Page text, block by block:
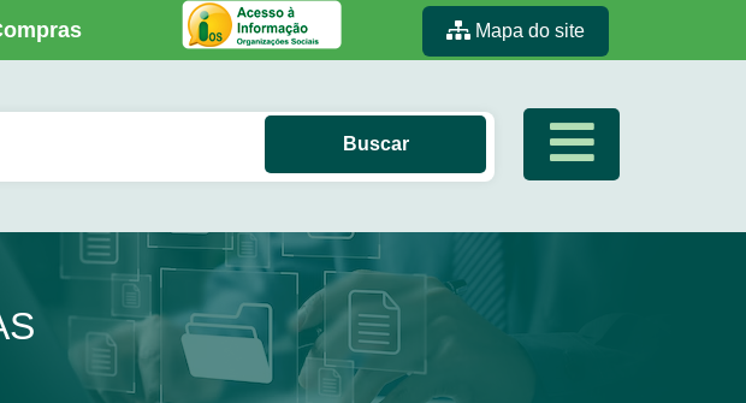
Mapa do site